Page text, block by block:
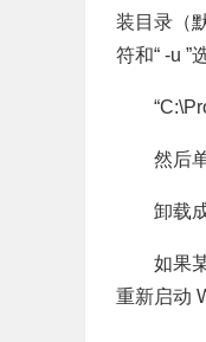
装目录（
符和“ -u ”
然后
卸载
如果
重新启动